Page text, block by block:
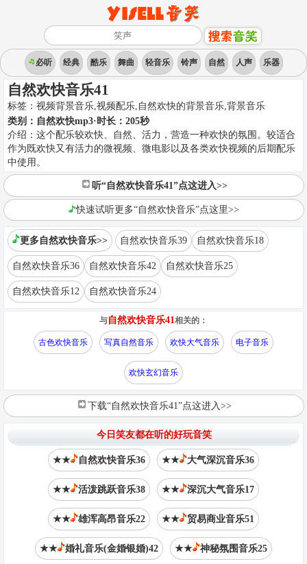
必听 经典 酷乐 舞曲 轻音乐 铃声 自然 人声 乐器
自然欢快音乐41
标签： 视频背景音乐,视频配乐,自然欢快的背景音乐,背景音乐
类别： 自然欢快mp3·时长： 205秒
介绍： 这个配乐较欢快、自然、活力，营造一种欢快的氛围。较适合
作为既欢快又有活力的微视频、微电影以及各类欢快视频的后期配乐
中使用。
听“自然欢快音乐41”点这进入>>
快速试听更多“自然欢快音乐”点这里>>
更多自然欢快音乐>> 自然欢快音乐39 自然欢快音乐18
自然欢快音乐36 自然欢快音乐42 自然欢快音乐25
自然欢快音乐12 自然欢快音乐24
与自然欢快音乐41相关的：
古色欢快音乐 写真自然音乐 欢快大气音乐 电子音乐
欢快玄幻音乐
下载“自然欢快音乐41”点这进入>>
今日笑友都在听的好玩音笑
★★ 自然欢快音乐36 ★★ 大气深沉音乐36
★★ 活泼跳跃音乐38 ★★ 深沉大气音乐17
★★ 雄浑高昂音乐22 ★★ 贸易商业音乐51
★★ 婚礼音乐(金婚银婚)42 ★★ 神秘氛围音乐25